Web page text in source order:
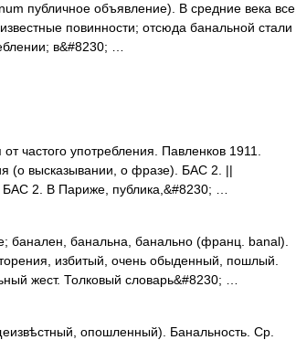
публичное объявление). В средние века все,
повинности; отсюда банальной стали
в&#8230; …
частого употребления. Павленков 1911.
(о высказывании, о фразе). БАС 2. ||
2. В Париже, публика,&#8230; …
банальна, банально (франц. banal).
избитый, очень обыденный, пошлый.
жест. Толковый словарь&#8230; …
опошленный). Банальность. Ср.